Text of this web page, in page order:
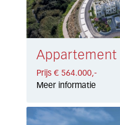
Prijs € 564.000,-
Meer informatie